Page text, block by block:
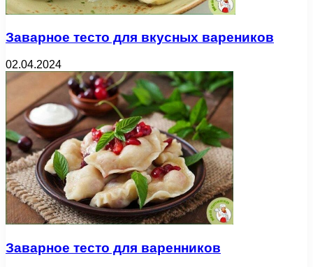
Заварное тесто для вкусных вареников
02.04.2024
Заварное тесто для варенников